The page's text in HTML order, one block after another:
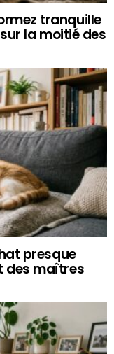
tranquille
la moitié des
presque
des maîtres